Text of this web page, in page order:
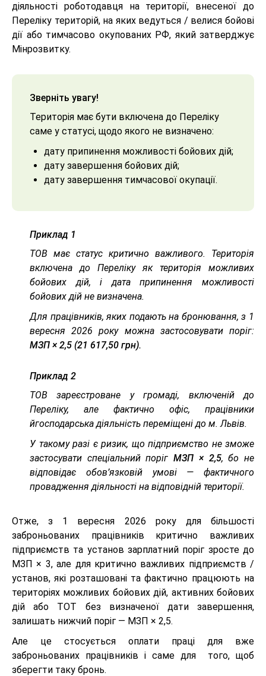
діяльності роботодавця на території, внесеної до
Переліку територій, на яких ведуться / велися бойові
дії або тимчасово окупованих РФ, який затверджує
Мінрозвитку.
Зверніть увагу!
Територія має бути включена до Переліку
саме у статусі, щодо якого не визначено:
дату припинення можливості бойових дій;
дату завершення бойових дій;
дату завершення тимчасової окупації.
Приклад 1
ТОВ має статус критично важливого. Територія
включена до Переліку як територія можливих
бойових дій, і дата припинення можливості
бойових дій не визначена.
Для працівників, яких подають на бронювання, з 1
вересня 2026 року можна застосовувати поріг:
МЗП × 2,5 (21 617,50 грн).
Приклад 2
ТОВ зареєстроване у громаді, включеній до
Переліку, але фактично офіс, працівники
йгосподарська діяльність переміщені до м. Львів.
У такому разі є ризик, що підприємство не зможе
застосувати спеціальний порігМЗП × 2,5, бо не
відповідає обов’язковій умові — фактичного
провадження діяльності на відповідній території.
Отже, з 1 вересня 2026 року для більшості
заброньованих працівників критично важливих
підприємств та установ зарплатний поріг зросте до
МЗП × 3, але для критично важливих підприємств /
установ, які розташовані та фактично працюють на
територіях можливих бойових дій, активних бойових
дій або ТОТ без визначеної дати завершення,
залишать нижчий поріг — МЗП × 2,5.
Але це стосується оплати праці для вже
заброньованих працівників і саме для того, щоб
зберегти таку бронь.